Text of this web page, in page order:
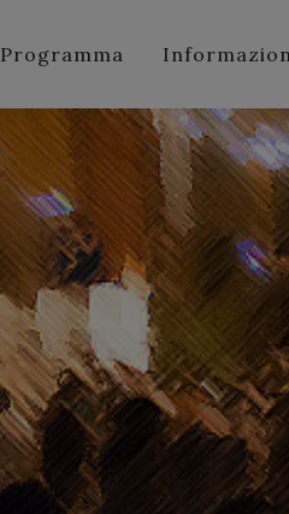
Programma